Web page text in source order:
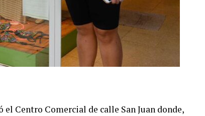
Centro Comercial de calle San Juan donde,